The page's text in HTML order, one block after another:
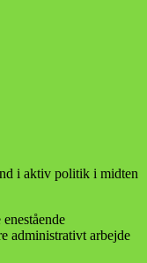
i aktiv politik i midten
administrativt arbejde